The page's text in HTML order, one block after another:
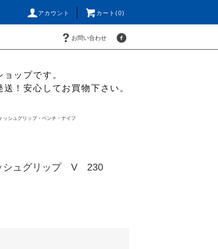
アカウント カート(0)
お問い合わせ
ップです。
！安心してお買物下さい。
ッシュグリップ・ペンチ・ナイフ
シュグリップ V 230